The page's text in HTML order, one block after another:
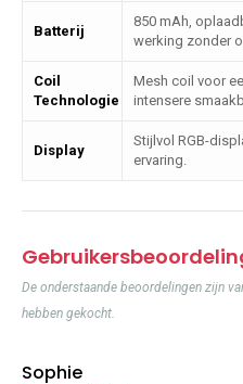
Batterij
850 mAh,
werking zonder
Coil
Technologie
Mesh coil voor
intensere
Display
Stijlvol RGB-
ervaring.
De onderstaande beoordelingen zijn
hebben gekocht.
Sophie